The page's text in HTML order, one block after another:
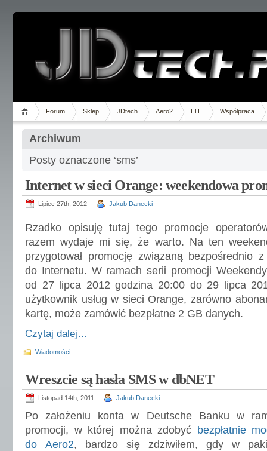
Forum Sklep JDtech Aero2 LTE Współpraca
Archiwum
Posty oznaczone ‘sms’
Internet w sieci Orange: weekendowa
Lipiec 27th, 2012 Jakub Danecki
Rzadko opisuję tutaj tego promocje
razem wydaje mi się, że warto. Na ten
przygotował promocję związaną bezpośrednio
do Internetu. W ramach serii promocji
od 27 lipca 2012 godzina 20:00 do 29 lipca
użytkownik usług w sieci Orange, zarówno
kartę, może zamówić bezpłatne 2 GB danych.
Czytaj dalej…
Wiadomości
Wreszcie są hasła SMS w dbNET
Listopad 14th, 2011 Jakub Danecki
Po założeniu konta w Deutsche Banku w
promocji, w której można zdobyć bezpłatnie
do Aero2, bardzo się zdziwiłem, gdy w